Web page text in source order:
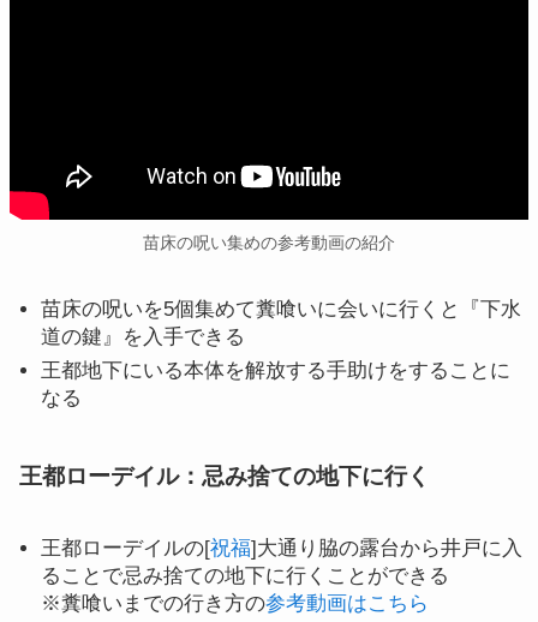
苗床の呪い集めの参考動画の紹介
苗床の呪いを5個集めて糞喰いに会いに行くと『下水
道の鍵』を入手できる
王都地下にいる本体を解放する手助けをすることに
なる
王都ローデイル：忌み捨ての地下に行く
王都ローデイルの[祝福]大通り脇の露台から井戸に入
ることで忌み捨ての地下に行くことができる
※糞喰いまでの行き方の参考動画はこちら